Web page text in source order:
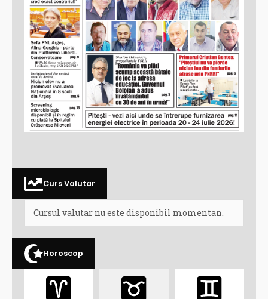
Curs Valutar
Cursul valutar nu este disponibil momentan.
Horoscop